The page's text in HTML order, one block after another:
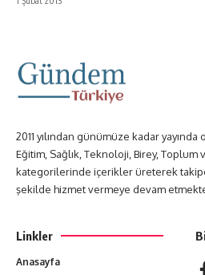
2011 yılından günümüze kadar yayında
Eğitim, Sağlık, Teknoloji, Birey, Toplum
kategorilerinde içerikler üreterek
şekilde hizmet vermeye devam
Linkler
Anasayfa